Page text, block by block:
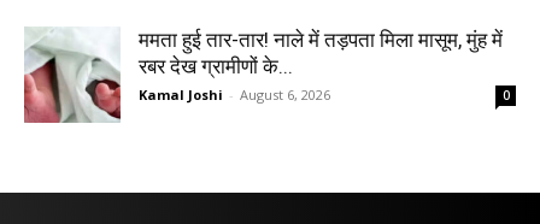
ममता हुई तार-तार! नाले में तड़पता मिला मासूम, मुंह में
रबर देख ग्रामीणों के...
Kamal Joshi - August 6, 2026 0